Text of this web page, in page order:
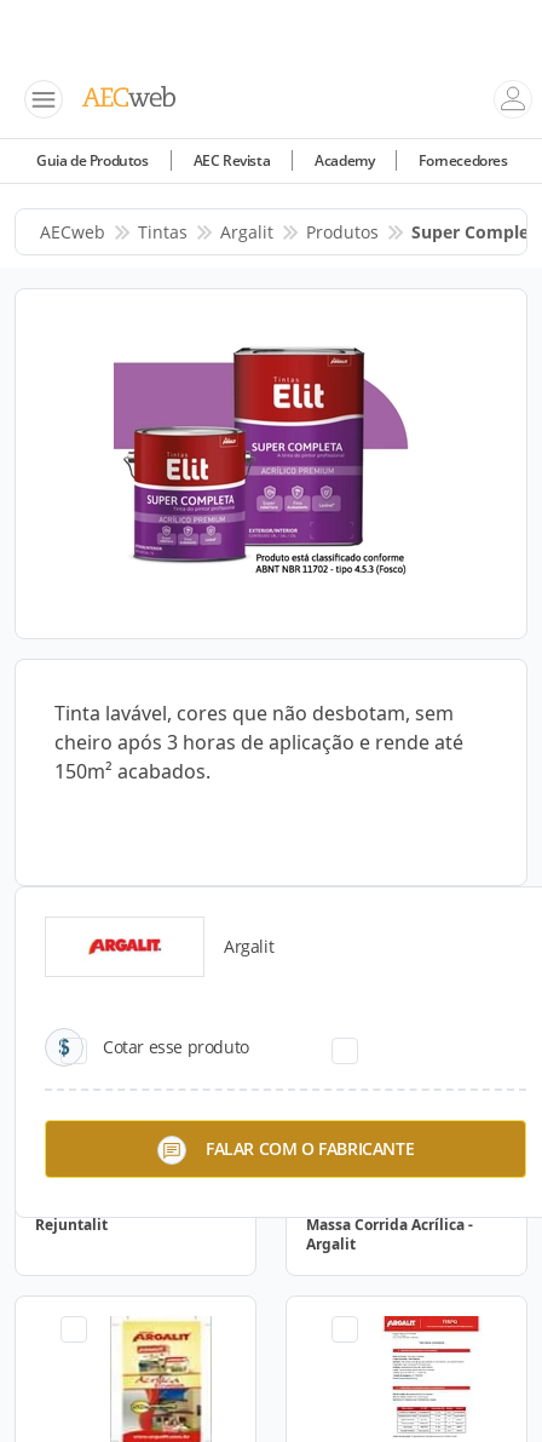
Guia de Produtos AEC Revista Academy Fornecedores
AECweb Tintas Argalit Produtos Super
Tinta lavável, cores que não desbotam, sem
cheiro após 3 horas de aplicação e rende até
150m² acabados.
Argalit
Cotar esse produto
FALAR COM O FABRICANTE
Catálogos para Download
Rejuntalit
Massa Corrida Acrílica -
Argalit